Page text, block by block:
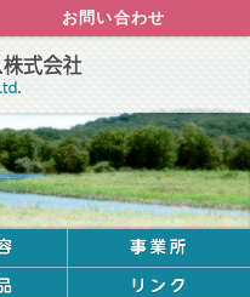
お問い合わせ